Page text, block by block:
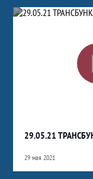
29.05.21
29 мая 2021